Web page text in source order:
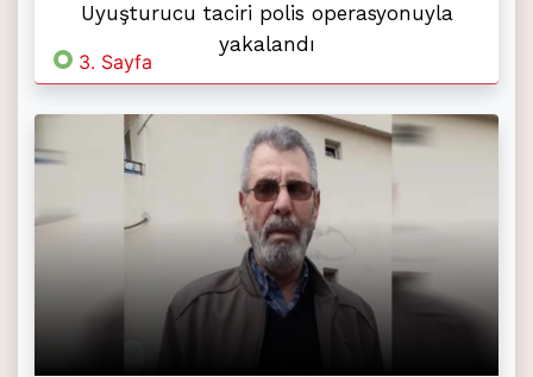
Uyuşturucu taciri polis operasyonuyla
yakalandı
3. Sayfa